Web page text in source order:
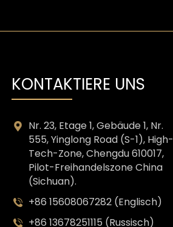
KONTAKTIERE UNS
Nr. 23, Etage 1, Gebäude 1, Nr.
555, Yinglong Road (S-1), High-
Tech-Zone, Chengdu 610017,
Pilot-Freihandelszone China
(Sichuan).
+86 15608067282 (Englisch)
+86 13678251115 (Russisch)